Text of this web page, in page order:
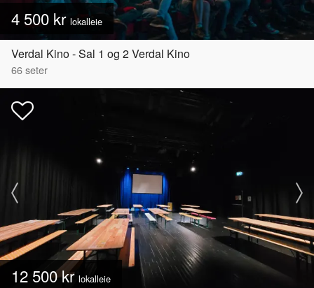
4 500 kr lokalleie
Verdal Kino - Sal 1 og 2 Verdal Kino
66seter
12 500 kr lokalleie